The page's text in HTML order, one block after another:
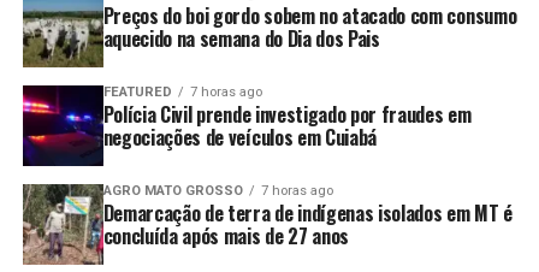
Preços do boi gordo sobem no atacado com consumo
aquecido na semana do Dia dos Pais
FEATURED 7 horas ago
Polícia Civil prende investigado por fraudes em
negociações de veículos em Cuiabá
AGRO MATO GROSSO 7 horas ago
Demarcação de terra de indígenas isolados em MT é
concluída após mais de 27 anos